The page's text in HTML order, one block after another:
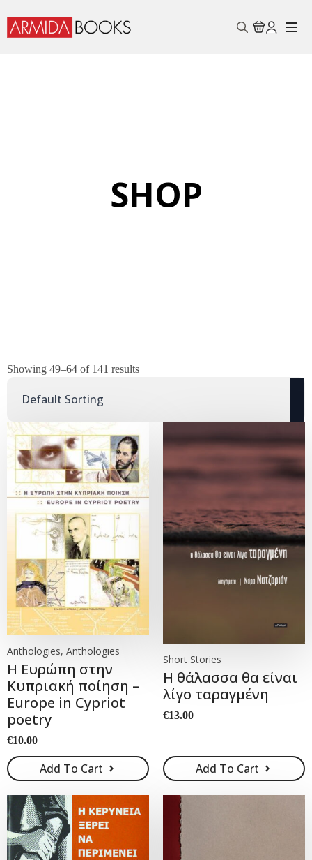
SHOP
Showing 49–64 of 141 results
Anthologies, Anthologies
Η Ευρώπη στην
Κυπριακή ποίηση –
Europe in Cypriot
poetry
€10.00
Add To Cart
Short Stories
Η θάλασσα θα είναι
λίγο ταραγμένη
€13.00
Add To Cart